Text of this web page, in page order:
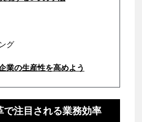
グ
業の生産性を高めよう
で注目される業務効率